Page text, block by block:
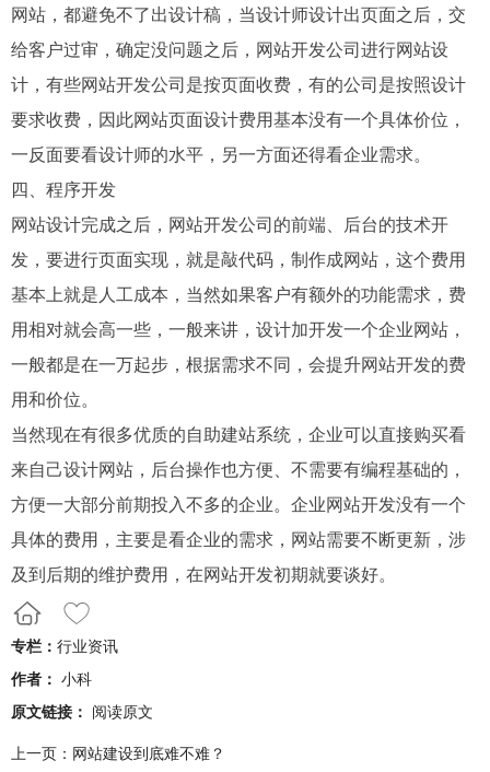
网站，都避免不了出设计稿，当设计师设计出页面之后，交
给客户过审，确定没问题之后，网站开发公司进行网站设
计，有些网站开发公司是按页面收费，有的公司是按照设计
要求收费，因此网站页面设计费用基本没有一个具体价位，
一反面要看设计师的水平，另一方面还得看企业需求。
四、程序开发
网站设计完成之后，网站开发公司的前端、后台的技术开
发，要进行页面实现，就是敲代码，制作成网站，这个费用
基本上就是人工成本，当然如果客户有额外的功能需求，费
用相对就会高一些，一般来讲，设计加开发一个企业网站，
一般都是在一万起步，根据需求不同，会提升网站开发的费
用和价位。
当然现在有很多优质的自助建站系统，企业可以直接购买看
来自己设计网站，后台操作也方便、不需要有编程基础的，
方便一大部分前期投入不多的企业。 企业网站开发没有一个
具体的费用，主要是看企业的需求，网站需要不断更新，涉
及到后期的维护费用，在网站开发初期就要谈好。
专栏： 行业资讯
作者： 小科
原文链接：
阅读原文
上一页： 网站建设到底难不难？